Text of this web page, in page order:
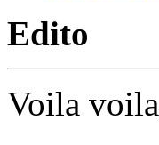
Edito
Voila